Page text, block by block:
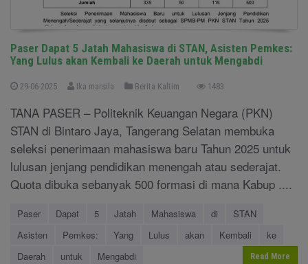
Paser Dapat 5 Jatah Mahasiswa di STAN, Asisten Pemkes:
Yang Lulus akan Kembali ke Daerah untuk Mengabdi
29-06-2025 Ika marsila Berita Kaltim 1483
TANA PASER – Politeknik Keuangan Negara (PKN)
STAN di Bintaro Jaya, Tangerang Selatan membuka
seleksi penerimaan mahasiswa baru Tahun 2025 untuk
lulusan jenjang pendidikan menengah atau sederajat.
Quota dibuka sebanyak 500 formasi di mana Kabup ....
Paser Dapat 5 Jatah Mahasiswa di
STAN
Asisten
Pemkes: Yang Lulus akan Kembali
ke
Daerah
untuk Mengabdi Read More